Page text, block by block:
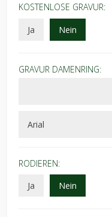
KOSTENLOSE GRAVUR:
Ja
Nein
GRAVUR DAMENRING:
RODIEREN:
Ja
Nein